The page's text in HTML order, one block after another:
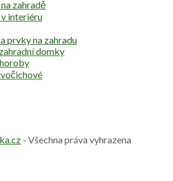
zahradě
interiéru
prvky na zahradu
domky
- Všechna práva vyhrazena